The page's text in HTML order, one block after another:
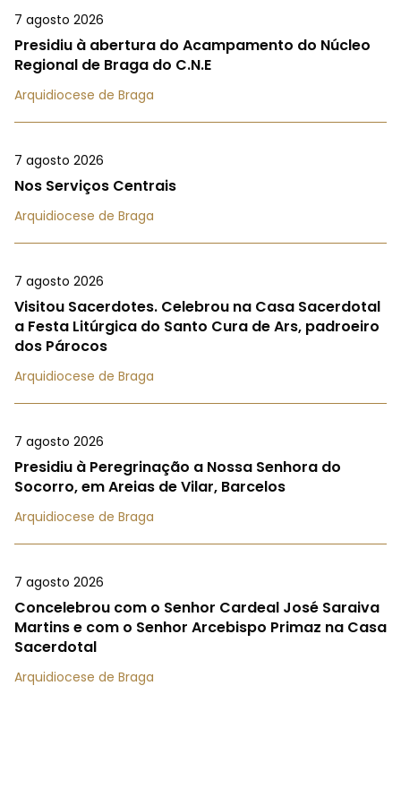
7 agosto 2026
Presidiu à abertura do Acampamento do Núcleo
Regional de Braga do C.N.E
Arquidiocese de Braga
7 agosto 2026
Nos Serviços Centrais
Arquidiocese de Braga
7 agosto 2026
Visitou Sacerdotes. Celebrou na Casa Sacerdotal
a Festa Litúrgica do Santo Cura de Ars, padroeiro
dos Párocos
Arquidiocese de Braga
7 agosto 2026
Presidiu à Peregrinação a Nossa Senhora do
Socorro, em Areias de Vilar, Barcelos
Arquidiocese de Braga
7 agosto 2026
Concelebrou com o Senhor Cardeal José Saraiva
Martins e com o Senhor Arcebispo Primaz na Casa
Sacerdotal
Arquidiocese de Braga